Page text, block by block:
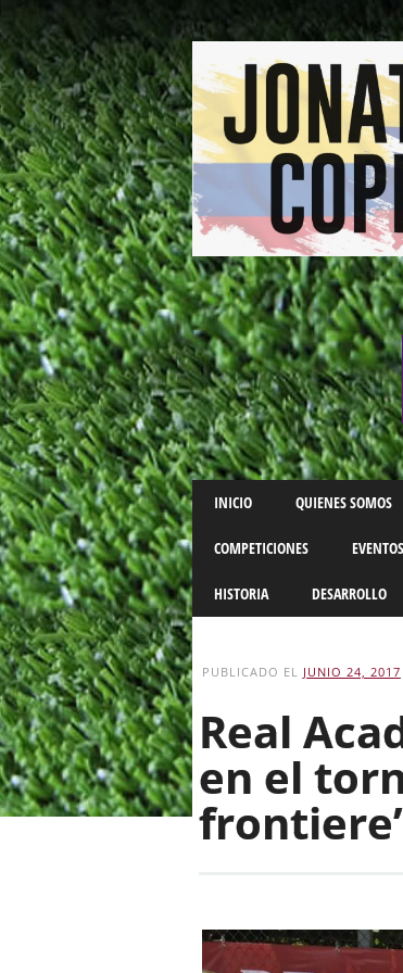
Main menu
Skip
to
content
INICIO QUIENES SOMOS
COMPETICIONES EVENTOS
HISTORIA DESARROLLO
PUBLICADO EL JUNIO 24, 2017
Real
en el